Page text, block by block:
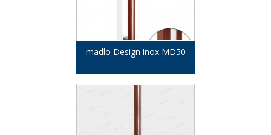
madlo Design inox MD50